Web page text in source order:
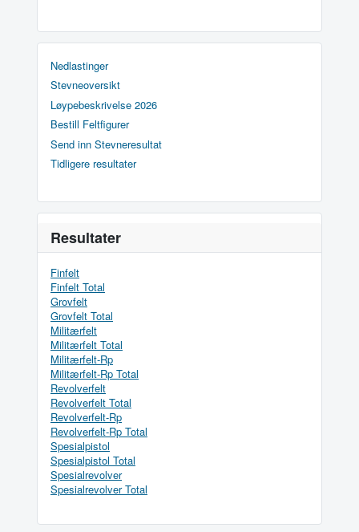
Nedlastinger
Stevneoversikt
Løypebeskrivelse 2026
Bestill Feltfigurer
Send inn Stevneresultat
Tidligere resultater
Resultater
Finfelt
Finfelt Total
Grovfelt
Grovfelt Total
Militærfelt
Militærfelt Total
Militærfelt-Rp
Militærfelt-Rp Total
Revolverfelt
Revolverfelt Total
Revolverfelt-Rp
Revolverfelt-Rp Total
Spesialpistol
Spesialpistol Total
Spesialrevolver
Spesialrevolver Total